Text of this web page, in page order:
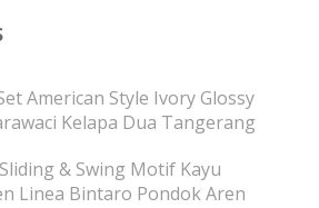
American Style Ivory Glossy
Kelapa Dua Tangerang
& Swing Motif Kayu
Linea Bintaro Pondok Aren